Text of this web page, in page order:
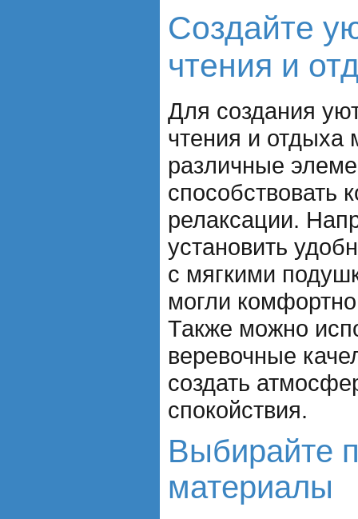
Создайте
чтения и
Для создания
чтения и отдыха
различные
способствовать
релаксации.
установить
с мягкими
могли
Также можно
веревочные
создать
спокойствия.
Выбирайте
материалы